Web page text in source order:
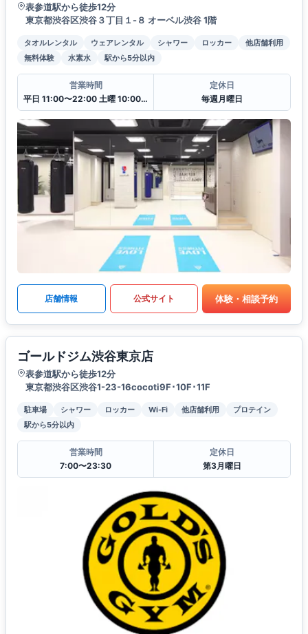
表参道駅から徒歩12分
東京都渋谷区渋谷３丁目１-８ オーベル渋谷 1階
タオルレンタル ウェアレンタル シャワー ロッカー
他店舗利用
無料体験
水素水 駅から5分以内
営業時間
平日 11:00〜22:00 土曜 10:00〜20:00 日・祝 10:00〜18:00
定休日
毎週月曜日
店舗情報 公式サイト 体験・相談予約
ゴールドジム渋谷東京店
表参道駅から徒歩12分
東京都渋谷区渋谷1-23-16cocoti9F･10F･11F
駐車場 シャワー ロッカー Wi-Fi 他店舗利用
プロテイン
駅から5分以内
営業時間
7:00〜23:30
定休日
第3月曜日